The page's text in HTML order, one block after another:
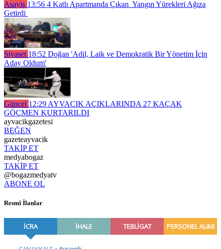
Asayiş 13:56 4 Katlı Apartmanda Çıkan Yangın Yürekleri Ağıza
Getirdi
Siyaset 18:52 Doğan 'Adil, Laik ve Demokratik Bir Yönetim İçin
Aday Oldum'
Güncel 12:29 AYVACIK AÇIKLARINDA 27 KAÇAK
GÖÇMEN KURTARILDI
ayvacikgazetesi
BEĞEN
gazeteayvacik
TAKİP ET
medyabogaz
TAKİP ET
@bogazmedyatv
ABONE OL
Resmî İlanlar